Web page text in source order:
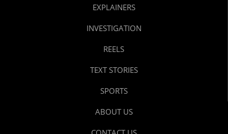
EXPLAINERS
INVESTIGATION
REELS
TEXT STORIES
SPORTS
ABOUT US